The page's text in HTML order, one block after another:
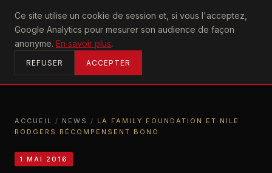
Ce site utilise un cookie de session et, si vous l'acceptez,
Google Analytics pour mesurer son audience de façon
anonyme. En savoir plus.
REFUSER ACCEPTER
U2achtung
ACCUEIL
ACCUEIL / NEWS / LA FAMILY FOUNDATION ET NILE
RODGERS RÉCOMPENSENT BONO
1 MAI 2016